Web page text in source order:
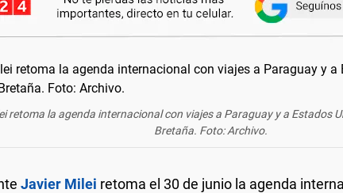
retoma la agenda internacional con viajes a Paraguay y a Estados
Bretaña. Foto: Archivo.
Javier Milei retoma el 30 de junio la agenda